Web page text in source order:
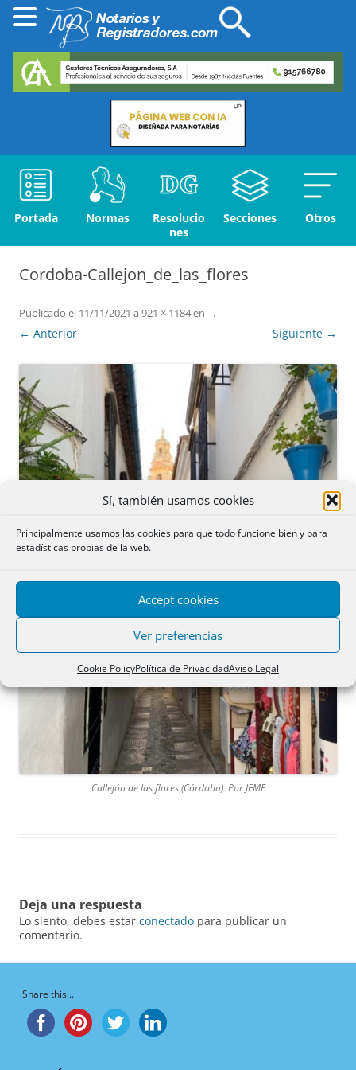
Sí, también usamos cookies
Principalmente usamos las cookies para que todo funcione bien y para
estadísticas propias de la web.
Accept cookies
Ver preferencias
Cookie PolicyPolítica de PrivacidadAviso Legal
Portada Normas
Resolucio
nes
Secciones Otros
Cordoba-Callejon_de_las_flores
Publicado el 11/11/2021 a 921 × 1184en –.
← Anterior Siguiente →
Callejón de las flores (Córdoba). Por JFME
Deja una respuesta
Lo siento, debes estar conectado para publicar un
comentario.
Share this...